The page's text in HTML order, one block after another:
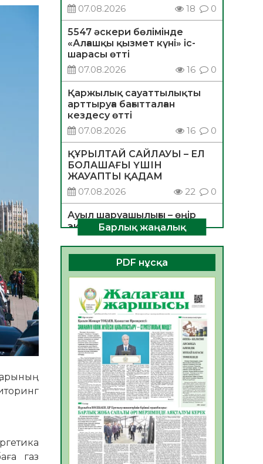
газ
07.08.2026
18 0
5547 әскери бөлімінде
«Алғашқы қызмет күні» іс-
шарасы өтті
07.08.2026
16 0
Қаржылық сауаттылықты
арттыруға бағытталған
кездесу өтті
07.08.2026
16 0
ҚҰРЫЛТАЙ САЙЛАУЫ – ЕЛ
БОЛАШАҒЫ ҮШІН
ЖАУАПТЫ ҚАДАМ
07.08.2026
22 0
Ауыл шаруашылығы – өңір
экономикасының негізгі
тірегі
06.08.2026
32 0
ҚОҒАМДЫҚ БЕЛСЕНДІЛІК –
ЕЛ ДАМУЫНЫҢ НЕГІЗІ
06.08.2026
31
ҚҰРЫЛТАЙ САЙЛАУЫ –
БОЛАШАҚҚА БАСТАР
ЖАУАПТЫ ТАҢДАУ
06.08.2026
33
Инфекциялық ауруларға
қарсы иммундау
жұмыстарының тиімділігі
06.08.2026
34
Көкжөтел ауруы туралы
Барлық жаңалық
PDF нұсқа